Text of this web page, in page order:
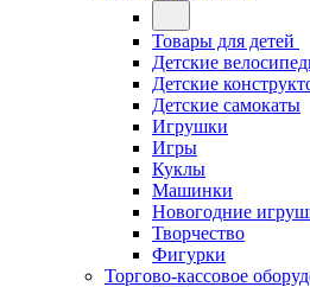
Товары для детей
Детские
Детские
Детские самокаты
Игрушки
Игры
Куклы
Машинки
Новогодние
Творчество
Фигурки
Торгово-кассовое